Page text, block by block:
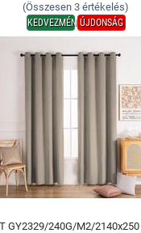
(Összesen 3 értékelés)
KEDVEZMÉNYÚJDONSÁG
GY2329/240G/M2/